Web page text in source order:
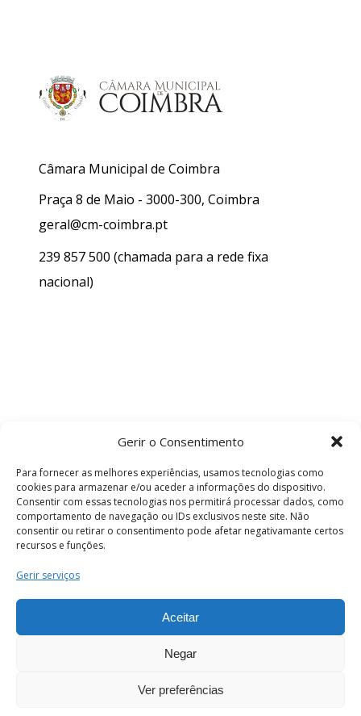
Gerir o Consentimento
Para fornecer as melhores experiências, usamos tecnologias como
cookies para armazenar e/ou aceder a informações do dispositivo.
Consentir com essas tecnologias nos permitirá processar dados, como
comportamento de navegação ou IDs exclusivos neste site. Não
consentir ou retirar o consentimento pode afetar negativamante certos
recursos e funções.
Gerir serviços
Aceitar
Negar
Ver preferências
Câmara Municipal de Coimbra
Praça 8 de Maio - 3000-300, Coimbra
geral@cm-coimbra.pt
239 857 500 (chamada para a rede fixa
nacional)
Termos e Condições
os direitos reservados.